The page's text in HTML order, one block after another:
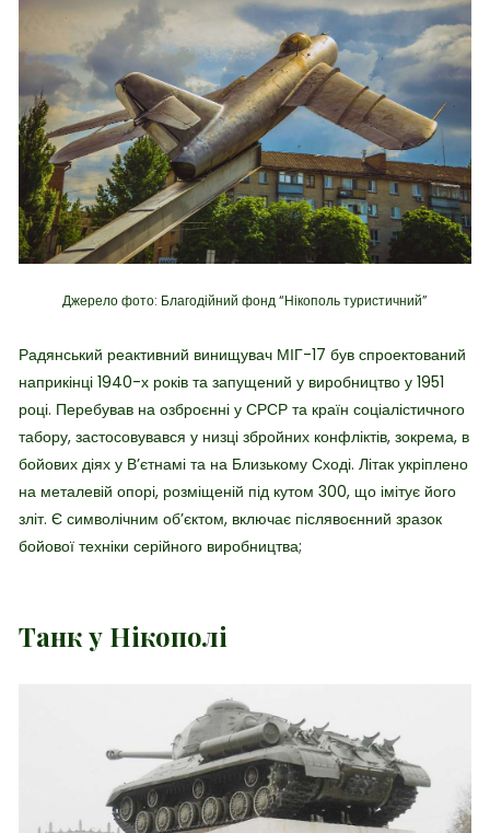
Джерело фото: Благодійний фонд “Нікополь туристичний”
Радянський реактивний винищувач МІГ-17 був спроектований
наприкінці 1940-х років та запущений у виробництво у 1951
році. Перебував на озброєнні у СРСР та країн соціалістичного
табору, застосовувався у низці збройних конфліктів, зокрема, в
бойових діях у В’єтнамі та на Близькому Сході. Літак укріплено
на металевій опорі, розміщеній під кутом 300, що імітує його
зліт. Є символічним об’єктом, включає післявоєнний зразок
бойової техніки серійного виробництва;
Танк у Нікополі